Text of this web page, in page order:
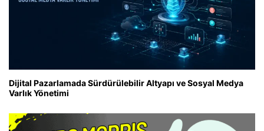
Dijital Pazarlamada Sürdürülebilir Altyapı ve Sosyal Medya
Varlık Yönetimi